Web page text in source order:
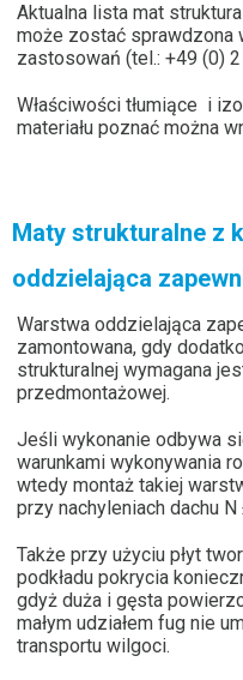
Aktualna lista mat
może zostać sprawdzona
zastosowań (tel.: +49 (0)
Właściwości tłumiące i
materiału poznać można
Maty strukturalne z
oddzielająca
Warstwa oddzielająca
zamontowana, gdy
strukturalnej wymagana
przedmontażowej.
Jeśli wykonanie odbywa
warunkami wykonywania
wtedy montaż takiej
przy nachyleniach dachu N
Także przy użyciu płyt
podkładu pokrycia
gdyż duża i gęsta
małym udziałem fug nie
transportu wilgoci.